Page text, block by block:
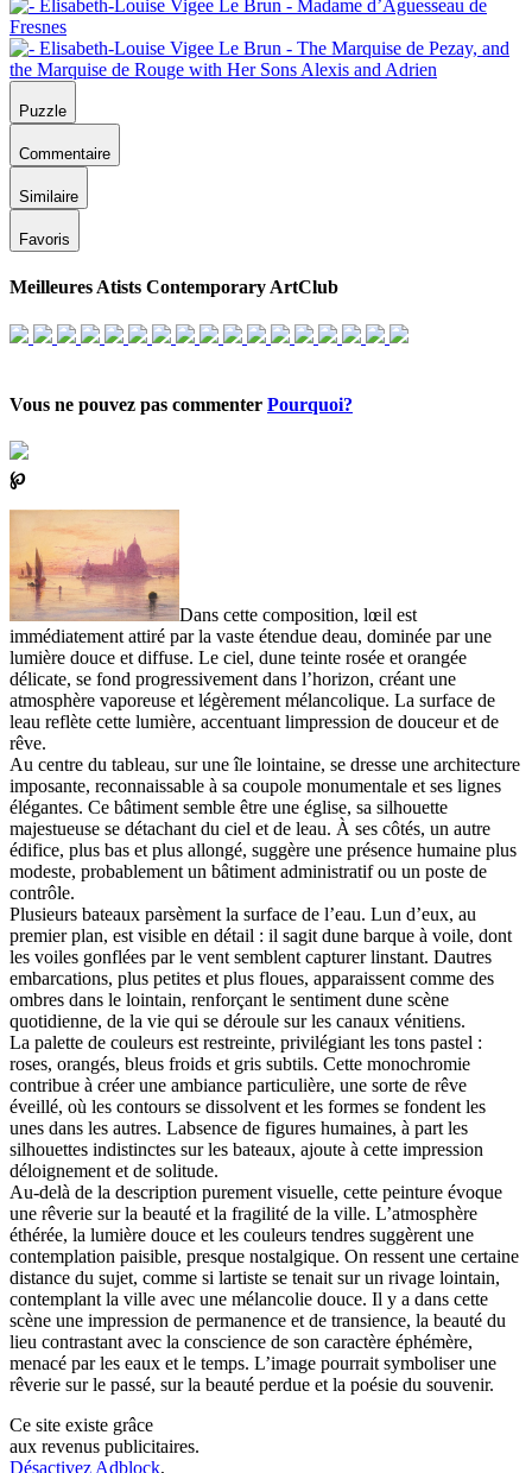
Puzzle
Commentaire
Similaire
Favoris
Meilleures Atists Contemporary ArtClub
Vous ne pouvez pas commenter Pourquoi?
℘
Dans cette composition, lœil est
immédiatement attiré par la vaste étendue deau, dominée par une
lumière douce et diffuse. Le ciel, dune teinte rosée et orangée
délicate, se fond progressivement dans l’horizon, créant une
atmosphère vaporeuse et légèrement mélancolique. La surface de
leau reflète cette lumière, accentuant limpression de douceur et de
rêve.
Au centre du tableau, sur une île lointaine, se dresse une architecture
imposante, reconnaissable à sa coupole monumentale et ses lignes
élégantes. Ce bâtiment semble être une église, sa silhouette
majestueuse se détachant du ciel et de leau. À ses côtés, un autre
édifice, plus bas et plus allongé, suggère une présence humaine plus
modeste, probablement un bâtiment administratif ou un poste de
contrôle.
Plusieurs bateaux parsèment la surface de l’eau. Lun d’eux, au
premier plan, est visible en détail : il sagit dune barque à voile, dont
les voiles gonflées par le vent semblent capturer linstant. Dautres
embarcations, plus petites et plus floues, apparaissent comme des
ombres dans le lointain, renforçant le sentiment dune scène
quotidienne, de la vie qui se déroule sur les canaux vénitiens.
La palette de couleurs est restreinte, privilégiant les tons pastel :
roses, orangés, bleus froids et gris subtils. Cette monochromie
contribue à créer une ambiance particulière, une sorte de rêve
éveillé, où les contours se dissolvent et les formes se fondent les
unes dans les autres. Labsence de figures humaines, à part les
silhouettes indistinctes sur les bateaux, ajoute à cette impression
déloignement et de solitude.
Au-delà de la description purement visuelle, cette peinture évoque
une rêverie sur la beauté et la fragilité de la ville. L’atmosphère
éthérée, la lumière douce et les couleurs tendres suggèrent une
contemplation paisible, presque nostalgique. On ressent une certaine
distance du sujet, comme si lartiste se tenait sur un rivage lointain,
contemplant la ville avec une mélancolie douce. Il y a dans cette
scène une impression de permanence et de transience, la beauté du
lieu contrastant avec la conscience de son caractère éphémère,
menacé par les eaux et le temps. L’image pourrait symboliser une
rêverie sur le passé, sur la beauté perdue et la poésie du souvenir.
Ce site existe grâce
aux revenus publicitaires.
Désactivez Adblock,